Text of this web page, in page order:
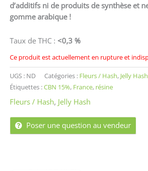
d’additifs ni de produits de synthèse et
gomme arabique !
Taux de THC : <0,3 %
Ce produit est actuellement en rupture et
UGS : ND Catégories : Fleurs / Hash, Jelly Hash
Étiquettes :CBN 15%, France, résine
Fleurs / Hash, Jelly Hash
Poser une question au vendeur